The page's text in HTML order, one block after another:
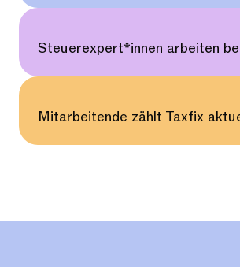
Steuerexpert*innen arbeiten
Mitarbeitende zählt Taxfix